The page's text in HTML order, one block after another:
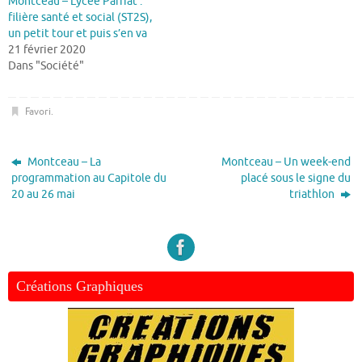
filière santé et social (ST2S),
un petit tour et puis s’en va
21 février 2020
Dans "Société"
Favori.
Montceau – La
programmation au Capitole du
20 au 26 mai
Montceau – Un week-end
placé sous le signe du
triathlon
Créations Graphiques